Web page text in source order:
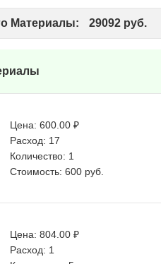
Материалы: 29092 руб.
Цена: 600.00 ₽
Расход: 17
Количество: 1
Стоимость: 600 руб.
Цена: 804.00 ₽
Расход: 1